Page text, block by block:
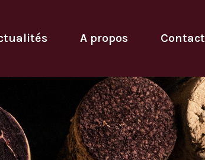
A propos Contact